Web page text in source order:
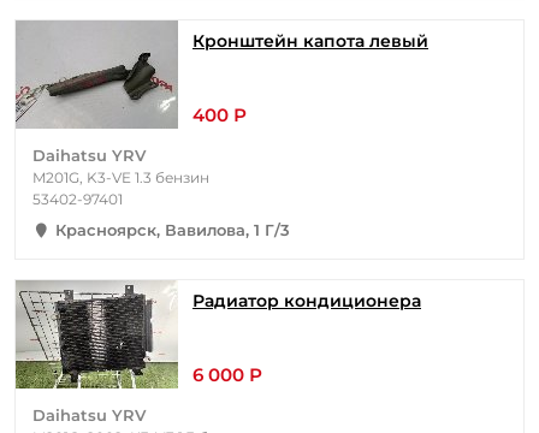
Кронштейн капота левый
400 Р
Daihatsu YRV
M201G, K3-VE 1.3 бензин
53402-97401
Красноярск, Вавилова, 1 Г/3
Радиатор кондиционера
6 000 Р
Daihatsu YRV